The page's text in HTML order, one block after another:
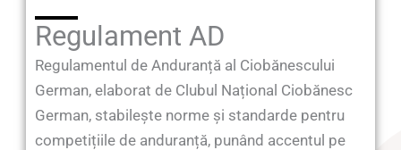
Regulament AD
Regulamentul de Anduranță al Ciobănescului
German, elaborat de Clubul Național Ciobănesc
German, stabilește norme și standarde pentru
competițiile de anduranță, punând accentul pe